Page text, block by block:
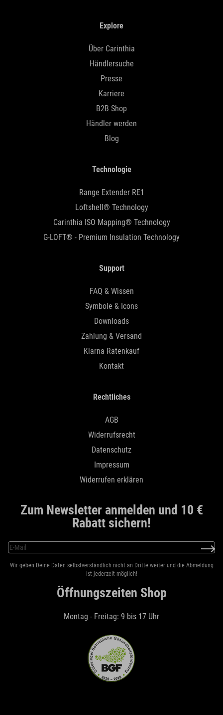
Explore
Über Carinthia
Händlersuche
Presse
Karriere
B2B Shop
Händler werden
Blog
Technologie
Range Extender RE1
Loftshell® Technology
Carinthia ISO Mapping® Technology
G-LOFT® - Premium Insulation Technology
Support
FAQ & Wissen
Symbole & Icons
Downloads
Zahlung & Versand
Klarna Ratenkauf
Kontakt
Rechtliches
AGB
Widerrufsrecht
Datenschutz
Impressum
Widerrufen erklären
Zum Newsletter anmelden und 10 €
Rabatt sichern!
Wir geben Deine Daten selbstverständlich nicht an Dritte weiter und die Abmeldung
ist jederzeit möglich!
Öffnungszeiten Shop
Montag - Freitag: 9 bis 17 Uhr